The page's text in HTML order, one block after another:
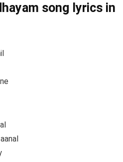
song lyrics in